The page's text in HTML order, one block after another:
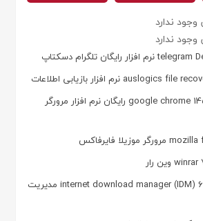
ندارد
ندارد
دانلود google chrome 145.0.7632.117 رایگان نرم افزار مرورگر
دانلود internet download manager (IDM) 6.42.61 Retail مدیریت